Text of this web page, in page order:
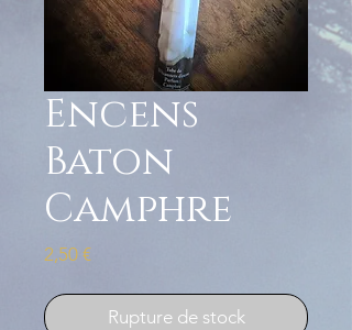
Encens
Baton
Camphre
2,50 €Prix
Rupture de stock